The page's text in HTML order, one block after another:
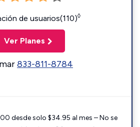
de usuarios(110)◊
Ver Planes
833-811-8784
desde solo $34.95 al mes – No se